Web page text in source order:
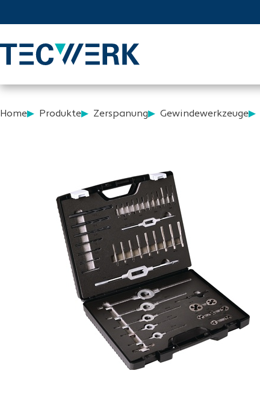
Home Produkte Zerspanung Gewindewerkzeuge